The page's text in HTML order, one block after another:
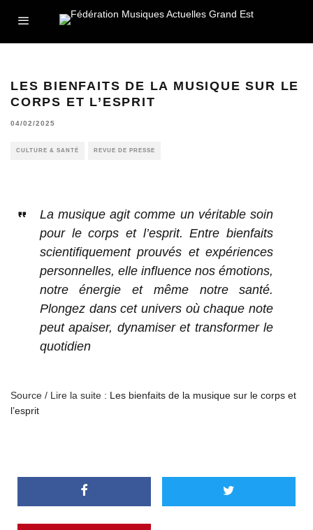
LES BIENFAITS DE LA MUSIQUE SUR LE
CORPS ET L’ESPRIT
04/02/2025
CULTURE & SANTÉ REVUE DE PRESSE
La musique agit comme un véritable soin
pour le corps et l’esprit. Entre bienfaits
scientifiquement prouvés et expériences
personnelles, elle influence nos émotions,
notre énergie et même notre santé.
Plongez dans cet univers où chaque note
peut apaiser, dynamiser et transformer le
quotidien
Source / Lire la suite : Les bienfaits de la musique sur le corps et
l’esprit